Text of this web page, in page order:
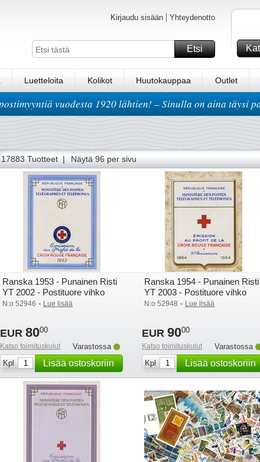
Kirjaudu sisään Yhteydenotto
Etsi
Luetteloita Kolikot Huutokauppaa Outlet
vuodesta 1920 lähtien! – Sinulla on aina täysi
17883 Tuotteet | Näytä 96 per sivu
124 125 126 127 128 129 130
Ranska 1953 - Punainen Risti
YT 2002 - Postituore vihko
N:o 52946 - Lue lisää
EUR 8000
Katso toimituskulut
Varastossa
Kpl
Lisää ostoskoriin
Ranska 1954 - Punainen Risti
YT 2003 - Postituore vihko
N:o 52948 - Lue lisää
EUR 9000
Katso toimituskulut
Varastossa
Kpl
Lisää ostoskoriin